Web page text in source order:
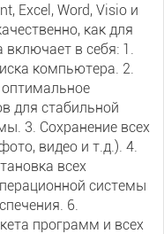
Excel, Word, Visio и
как для
в себя: 1.
компьютера. 2.
для стабильной
3. Сохранение всех
видео и т.д.). 4.
всех
системы
6.
программ и всех